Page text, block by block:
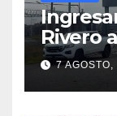
Rivero
7 AGOSTO,